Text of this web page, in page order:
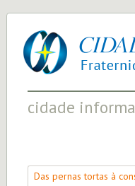
cidade
nova
UM
PROJETO
PELA
FRATERNIDADE
cidade informa